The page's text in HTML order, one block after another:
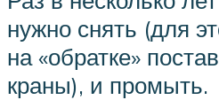
нужно снять (для
на «обратке»
краны), и промыть.